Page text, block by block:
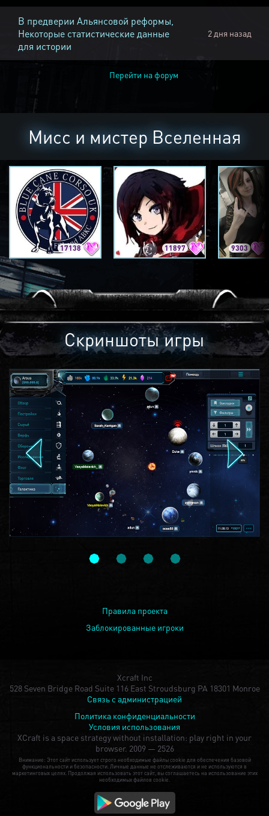
В предверии Альянсовой реформы,
Некоторые статистические данные
для истории
2 дня назад
Перейти на форум
Мисс и мистер Вселенная
17138 11897 9303
Скриншоты игры
Правила проекта
Заблокированные игроки
Xcraft Inc
528 Seven Bridge Road Suite 116 East Stroudsburg PA 18301 Monroe
Связь с администрацией
Политика конфиденциальности
Условия использования
XCraft is a space strategy without installation: play right in your
browser. 2009 — 2526
Внимание: Этот сайт использует строго необходимые файлы cookie для обеспечения базовой
функциональности и безопасности. Личные данные не отслеживаются и не используются в
маркетинговых целях. Продолжая использовать этот сайт, вы соглашаетесь на использование этих
необходимых файлов cookie.